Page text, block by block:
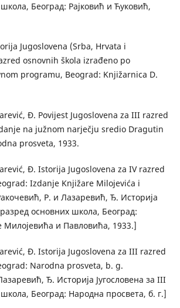
Београд: Рајковић и Ћуковић,
Jugoslovena (Srba, Hrvata i
osnovnih škola izrađeno po
programu, Beograd: Knjižarnica D.
Đ. Povijest Jugoslovena za III razred
na južnom narječju sredio Dragutin
prosveta, 1933.
Đ. Istorija Jugoslovena za IV razred
Izdanje Knjižare Milojevića i
Р. и Лазаревић, Ђ. Историја
разред основних школа, Београд:
и Павловића, 1933.]
Đ. Istorija Jugoslovena za III razred
Narodna prosveta, b. g.
Ђ. Историја Југословена за III
Београд: Народна просвета, б. г.]